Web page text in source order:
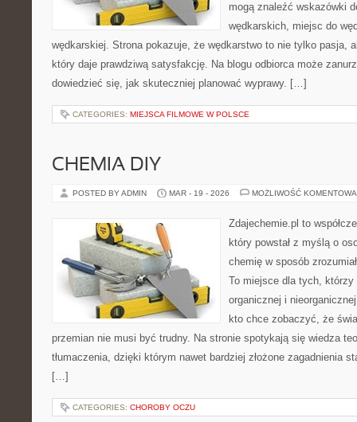
mogą znaleźć wskazówki
wędkarskich, miejsc do
wędkarskiej. Strona pokazuje, że wędkarstwo to nie tylko pasja,
który daje prawdziwą satysfakcję. Na blogu odbiorca może
dowiedzieć się, jak skuteczniej planować wyprawy. […]
CATEGORIES: MIEJSCA FILMOWE W POLSCE
CHEMIA DIY
POSTED BY ADMIN MAR - 19 - 2026 MOŻLIWOŚĆ
Zdajechemie.pl to
który powstał z myślą o
chemię w sposób
To miejsce dla tych,
organicznej i
kto chce zobaczyć, że
przemian nie musi być trudny. Na stronie spotykają się wiedza
tłumaczenia, dzięki którym nawet bardziej złożone zagadnienia
[…]
CATEGORIES: CHOROBY OCZU